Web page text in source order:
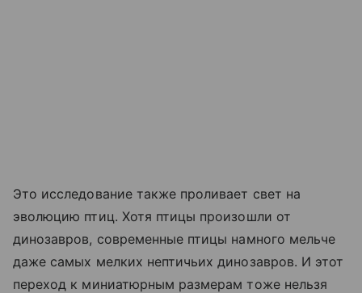
Это исследование также проливает свет на
эволюцию птиц. Хотя птицы произошли от
динозавров, современные птицы намного мельче
даже самых мелких нептичьих динозавров. И этот
переход к миниатюрным размерам тоже нельзя